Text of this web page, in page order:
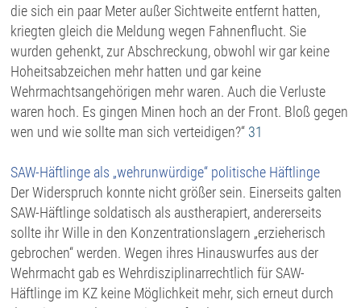
die sich ein paar Meter außer Sichtweite entfernt hatten,
kriegten gleich die Meldung wegen Fahnenflucht. Sie
wurden gehenkt, zur Abschreckung, obwohl wir gar keine
Hoheitsabzeichen mehr hatten und gar keine
Wehrmachtsangehörigen mehr waren. Auch die Verluste
waren hoch. Es gingen Minen hoch an der Front. Bloß gegen
wen und wie sollte man sich verteidigen?“ 31
SAW-Häftlinge als „wehrunwürdige“ politische Häftlinge
Der Widerspruch konnte nicht größer sein. Einerseits galten
SAW-Häftlinge soldatisch als austherapiert, andererseits
sollte ihr Wille in den Konzentrationslagern „erzieherisch
gebrochen“ werden. Wegen ihres Hinauswurfes aus der
Wehrmacht gab es Wehrdisziplinarrechtlich für SAW-
Häftlinge im KZ keine Möglichkeit mehr, sich erneut durch